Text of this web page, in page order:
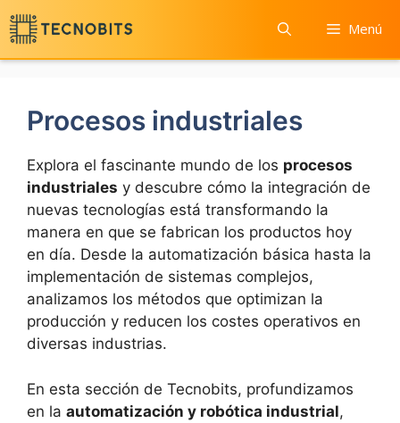
Saltar
al
contenido
Menú
Procesos industriales
Explora el fascinante mundo de los procesos
industriales y descubre cómo la integración de
nuevas tecnologías está transformando la
manera en que se fabrican los productos hoy
en día. Desde la automatización básica hasta la
implementación de sistemas complejos,
analizamos los métodos que optimizan la
producción y reducen los costes operativos en
diversas industrias.
En esta sección de Tecnobits, profundizamos
en la automatización y robótica industrial,